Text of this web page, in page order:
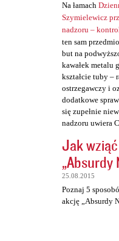
Na łamach
Szymielewicz
nadzoru –
ten sam
but na
kawałek metalu
kształcie tuby –
ostrzegawczy i
dodatkowe
się zupełnie
nadzoru uwiera
Jak
„Absurdy
25.08.2015
Poznaj 5
akcję „Absurdy